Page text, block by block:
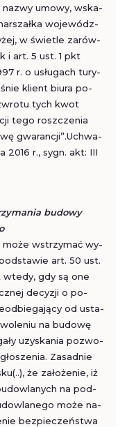
nazwy umowy, wska­
wo­je­wódz­
w świe­tle za­rów­
i art. 5 ust. 1 pkt
r. o usłu­gach tu­ry­
klient biura po­
tych kwot
tego rosz­cze­nia
gwa­ran­cji”.Uchwa­
2016 r., sygn. akt: III
bu­do­wy
może wstrzy­mać wy­
art. 50 ust.
gdy są one
de­cy­zji o po­
od usta­
na bu­do­wę
uzy­ska­nia po­zwo­
Za­sad­nie
że za­ło­że­nie, iż
na pod­
może na­
bez­pie­czeń­stwa